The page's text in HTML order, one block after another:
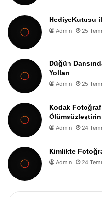
HediyeKutusu
Admin 25
Düğün
Yolları
Admin 25
Kodak Fotoğraf
Ölümsüzleştirin
Admin 24
Kimlikte
Admin 24